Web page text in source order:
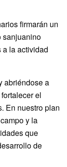
firmarán un
sanjuanino
a la actividad
abriéndose a
el
En nuestro plan
y la
que
de